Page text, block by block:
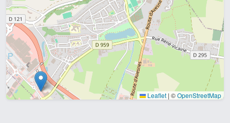
Leaflet | ©OpenStreetMap